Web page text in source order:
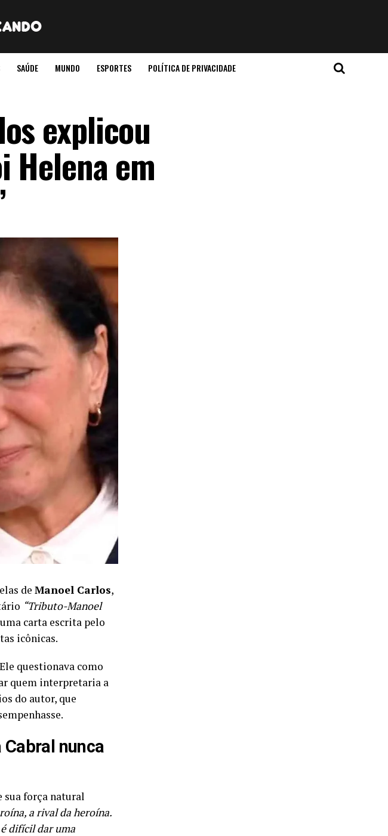
SAÚDE MUNDO ESPORTES POLÍTICA DE PRIVACIDADE
explicou
Helena em
de Manoel Carlos,
“Tributo-Manoel
carta escrita pelo
icônicas.
questionava como
quem interpretaria a
do autor, que
nunca
sua força natural
a rival da heroína.
difícil dar uma